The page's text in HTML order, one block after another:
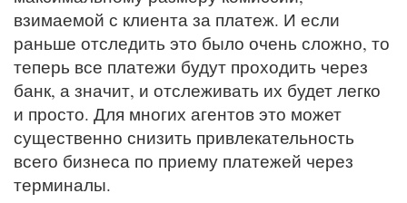
взимаемой с клиента за платеж. И если
раньше отследить это было очень сложно, то
теперь все платежи будут проходить через
банк, а значит, и отслеживать их будет легко
и просто. Для многих агентов это может
существенно снизить привлекательность
всего бизнеса по приему платежей через
терминалы.